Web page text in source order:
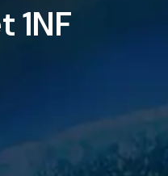
1NF